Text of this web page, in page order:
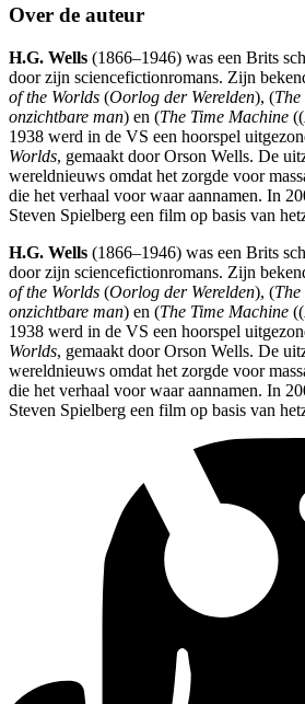
Over de auteur
H.G. Wells (1866–1946) was een Brits
door zijn sciencefictionromans. Zijn
of the Worlds (Oorlog der Werelden), (
onzichtbare man) en (The Time Machine ((
1938 werd in de VS een hoorspel
Worlds, gemaakt door Orson Wells. De
wereldnieuws omdat het zorgde voor
die het verhaal voor waar aannamen. In
Steven Spielberg een film op basis van
H.G. Wells (1866–1946) was een Brits
door zijn sciencefictionromans. Zijn
of the Worlds (Oorlog der Werelden), (
onzichtbare man) en (The Time Machine ((
1938 werd in de VS een hoorspel
Worlds, gemaakt door Orson Wells. De
wereldnieuws omdat het zorgde voor
die het verhaal voor waar aannamen. In
Steven Spielberg een film op basis van